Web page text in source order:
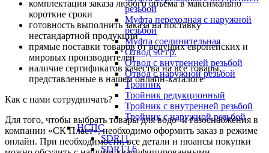
резьбой
Муфта переходная с наружной
резьбой
Муфта соединительная
Отвод 90 гр.
Отвод с внутренней резьбой
Отвод с наружной резьбой
Тройник
Тройник редукционный
Тройник с внутренней резьбой
Тройник с наружной резьбой
НСПС
SDR11
SDR13,6
комплектация заказа любого объёма в максимально
короткие сроки
готовность выполнить заказа на поставку
нестандартной продукции
прямые поставки товаров от ведущих европейских и
мировых производителей
наличие сертификатов качества на все товары,
представленные в нашем онлайн-каталоге
Как с нами сотрудничать?
Для того, чтобы выбрать товары для водо- и газоснабжения в
компании «СК Пласт», необходимо оформить заказ в режиме
онлайн. При необходимости, все детали и нюансы покупки